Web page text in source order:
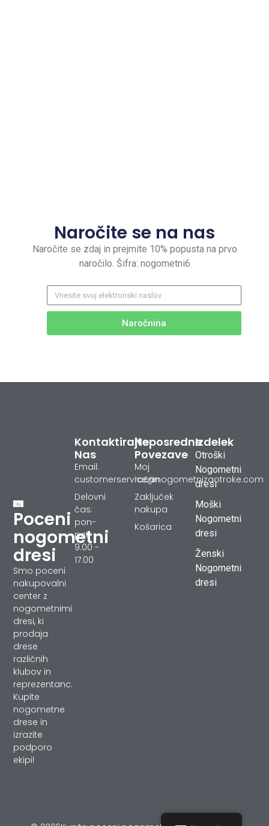
Naročite se na nas
Naročite se zdaj in prejmite 10% popusta na prvo
naročilo. Šifra: nogometni6
Naročnina
Poceni
nogometni
dresi
Smo poceni
nakupovalni
center z
nogometnimi
dresi, ki
prodaja
drese
različnih
klubov in
reprezentanc.
Kupite
nogometne
drese in
izrazite
podporo
ekipi!
Izdelek
Otroški
Nogometni
dresi
Moški
Nogometni
dresi
Ženski
Nogometni
dresi
Neposredne
Povezave
Moj
račun
Zaključek
nakupa
Košarica
Kontaktirajte
Nas
Email:
customerservice@nogometnizaotroke.com
Delovni
čas:
pon-
pet
9.00 -
17.00